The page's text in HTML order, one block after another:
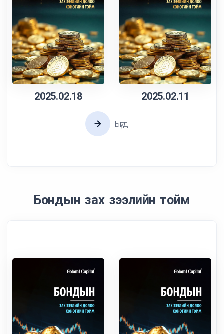
2025.02.18 2025.02.11
Бүгд
Бондын зах зээлийн тойм